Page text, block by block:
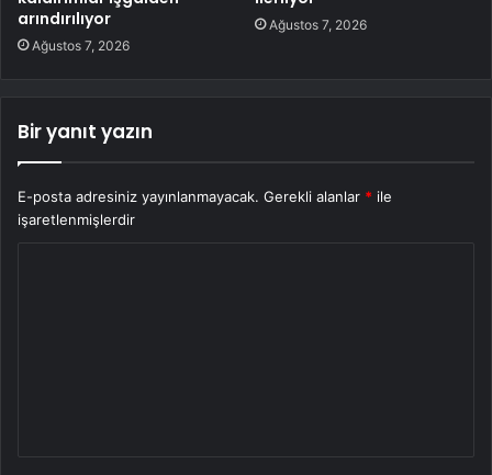
arındırılıyor
Ağustos 7, 2026
Ağustos 7, 2026
Bir yanıt yazın
E-posta adresiniz yayınlanmayacak. Gerekli alanlar * ile
işaretlenmişlerdir